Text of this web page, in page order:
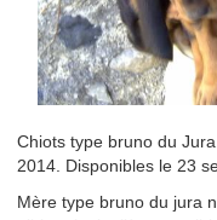
Chiots type bruno du
2014. Disponibles le 23
Mère type bruno du jura